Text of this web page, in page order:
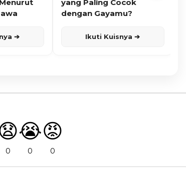
➔
yang Paling Cocok
dengan Gayamu?
Ikuti Kuisnya ➔
0
😭
0
😡
0